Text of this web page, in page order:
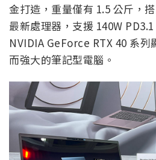
金打造，重量僅有 1.5 公斤，
最新處理器，支援 140W
NVIDIA GeForce RTX 40 系列
而強大的筆記型電腦。